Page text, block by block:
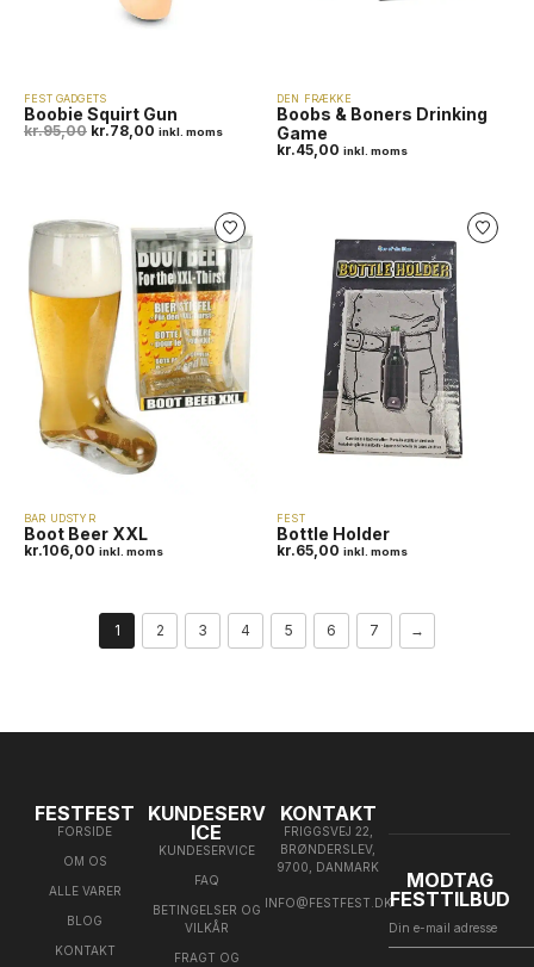
FEST GADGETS
Boobie Squirt Gun
kr.95,00 kr.78,00 inkl. moms
DEN FRÆKKE
Boobs & Boners Drinking
Game
kr.45,00 inkl. moms
BAR UDSTYR
Boot Beer XXL
kr.106,00 inkl. moms
FEST
Bottle Holder
kr.65,00 inkl. moms
1 2 3 4 5 6 7 →
FESTFEST
FORSIDE
OM OS
ALLE VARER
BLOG
KONTAKT
KUNDESERV
ICE
KUNDESERVICE
FAQ
BETINGELSER OG
VILKÅR
FRAGT OG
KONTAKT
FRIGGSVEJ 22,
BRØNDERSLEV,
9700, DANMARK
INFO@FESTFEST.DK
MODTAG
FESTTILBUD